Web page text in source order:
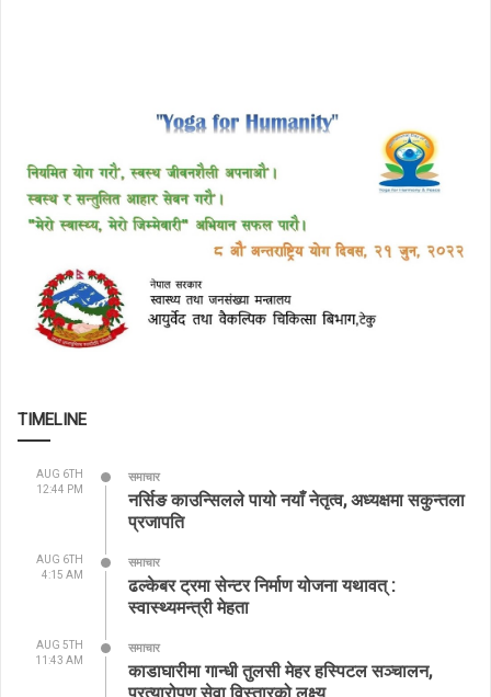
TIMELINE
AUG 6TH
12:44 PM
समाचार
नर्सिङ काउन्सिलले पायो नयाँ नेतृत्व, अध्यक्षमा सकुन्तला
प्रजापति
AUG 6TH
4:15 AM
समाचार
ढल्केबर ट्रमा सेन्टर निर्माण योजना यथावत् :
स्वास्थ्यमन्त्री मेहता
AUG 5TH
11:43 AM
समाचार
काडाघारीमा गान्धी तुलसी मेहर हस्पिटल सञ्चालन,
प्रत्यारोपण सेवा विस्तारको लक्ष्य